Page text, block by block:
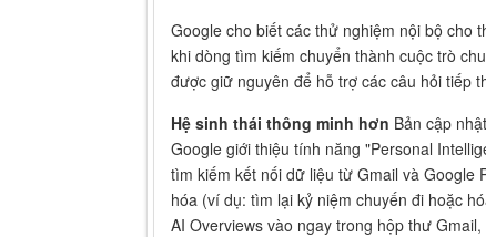
Google cho biết các thử nghiệm nội bộ cho
khi dòng tìm kiếm chuyển thành cuộc trò
được giữ nguyên để hỗ trợ các câu hỏi tiếp
Hệ sinh thái thông minh hơn Bản cập
Google giới thiệu tính năng "Personal
tìm kiếm kết nối dữ liệu từ Gmail và Google
hóa (ví dụ: tìm lại kỷ niệm chuyến đi hoặc
AI Overviews vào ngay trong hộp thư